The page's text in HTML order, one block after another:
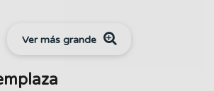
Ver más grande